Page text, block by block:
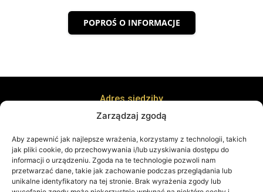
Zarządzaj zgodą
Aby zapewnić jak najlepsze wrażenia, korzystamy z technologii, takich
jak pliki cookie, do przechowywania i/lub uzyskiwania dostępu do
informacji o urządzeniu. Zgoda na te technologie pozwoli nam
przetwarzać dane, takie jak zachowanie podczas przeglądania lub
unikalne identyfikatory na tej stronie. Brak wyrażenia zgody lub
POPROŚ O INFORMACJE
Adres siedziby
ul. Kręta 8, 38-400 Krosno
Adres biura
ul. Staszica 21 piętro 1, 38-400 Krosno